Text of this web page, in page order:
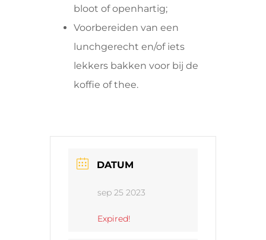
bloot of openhartig;
Voorbereiden van een
lunchgerecht en/of iets
lekkers bakken voor bij de
koffie of thee.
DATUM
sep 25 2023
Expired!